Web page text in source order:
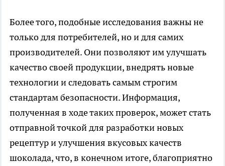
Более того, подобные исследования важны не
только для потребителей, но и для самих
производителей. Они позволяют им улучшать
качество своей продукции, внедрять новые
технологии и следовать самым строгим
стандартам безопасности. Информация,
полученная в ходе таких проверок, может стать
отправной точкой для разработки новых
рецептур и улучшения вкусовых качеств
шоколада, что, в конечном итоге, благоприятно